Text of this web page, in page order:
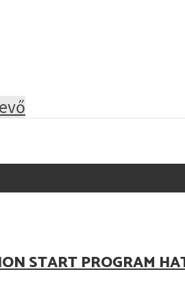
START PROGRAM